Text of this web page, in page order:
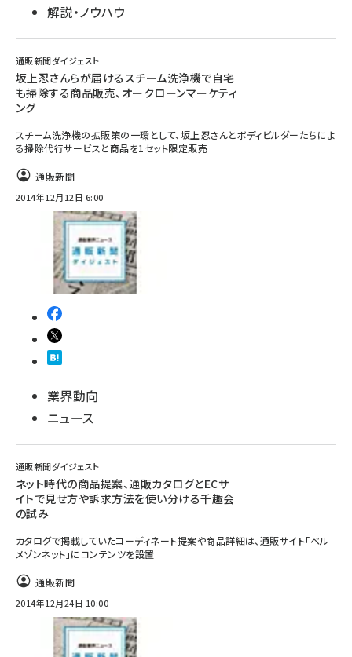
解説・ノウハウ
通販新聞ダイジェスト
坂上忍さんらが届けるスチーム洗浄機で自宅
も掃除する商品販売、オークローンマーケティ
ング
スチーム洗浄機の拡販策の一環として、坂上忍さんとボディビルダーたちによ
る掃除代行サービスと商品を1セット限定販売
通販新聞
2014年12月12日 6:00
業界動向
ニュース
通販新聞ダイジェスト
ネット時代の商品提案、通販カタログとECサ
イトで見せ方や訴求方法を使い分ける千趣会
の試み
カタログで掲載していたコーディネート提案や商品詳細は、通販サイト「ベル
メゾンネット」にコンテンツを設置
通販新聞
2014年12月24日 10:00